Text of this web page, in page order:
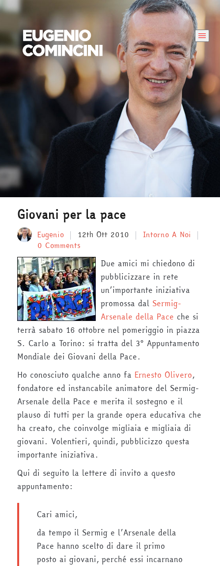
Giovani per la pace
Eugenio 12th Ott 2010
Intorno A Noi
0 Comments
Due amici mi chiedono di
pubblicizzare in rete
un’importante iniziativa
promossa dal Sermig-
Arsenale della Pace che si
terrà sabato 16 ottobre nel pomeriggio in piazza
S. Carlo a Torino: si tratta del 3° Appuntamento
Mondiale dei Giovani della Pace.
Ho conosciuto qualche anno fa Ernesto Olivero,
fondatore ed instancabile animatore del Sermig-
Arsenale della Pace e merita il sostegno e il
plauso di tutti per la grande opera educativa che
ha creato, che coinvolge migliaia e migliaia di
giovani. Volentieri, quindi, pubblicizzo questa
importante iniziativa.
Qui di seguito la lettere di invito a questo
appuntamento:
Cari amici,
da tempo il Sermig e l’Arsenale della
Pace hanno scelto di dare il primo
posto ai giovani, perché essi incarnano